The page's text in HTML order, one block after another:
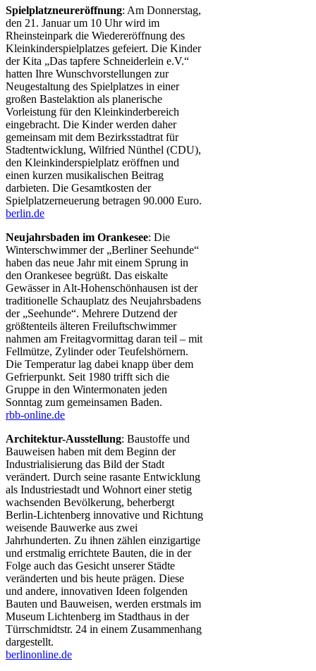
Spielplatzneureröffnung: Am Donnerstag,
den 21. Januar um 10 Uhr wird im
Rheinsteinpark die Wiedereröffnung des
Kleinkinderspielplatzes gefeiert. Die Kinder
der Kita „Das tapfere Schneiderlein e.V.“
hatten Ihre Wunschvorstellungen zur
Neugestaltung des Spielplatzes in einer
großen Bastelaktion als planerische
Vorleistung für den Kleinkinderbereich
eingebracht. Die Kinder werden daher
gemeinsam mit dem Bezirksstadtrat für
Stadtentwicklung, Wilfried Nünthel (CDU),
den Kleinkinderspielplatz eröffnen und
einen kurzen musikalischen Beitrag
darbieten. Die Gesamtkosten der
Spielplatzerneuerung betragen 90.000 Euro.
berlin.de
Neujahrsbaden im Orankesee: Die
Winterschwimmer der „Berliner Seehunde“
haben das neue Jahr mit einem Sprung in
den Orankesee begrüßt. Das eiskalte
Gewässer in Alt-Hohenschönhausen ist der
traditionelle Schauplatz des Neujahrsbadens
der „Seehunde“. Mehrere Dutzend der
größtenteils älteren Freiluftschwimmer
nahmen am Freitagvormittag daran teil – mit
Fellmütze, Zylinder oder Teufelshörnern.
Die Temperatur lag dabei knapp über dem
Gefrierpunkt. Seit 1980 trifft sich die
Gruppe in den Wintermonaten jeden
Sonntag zum gemeinsamen Baden.
rbb-online.de
Architektur-Ausstellung: Baustoffe und
Bauweisen haben mit dem Beginn der
Industrialisierung das Bild der Stadt
verändert. Durch seine rasante Entwicklung
als Industriestadt und Wohnort einer stetig
wachsenden Bevölkerung, beherbergt
Berlin-Lichtenberg innovative und Richtung
weisende Bauwerke aus zwei
Jahrhunderten. Zu ihnen zählen einzigartige
und erstmalig errichtete Bauten, die in der
Folge auch das Gesicht unserer Städte
veränderten und bis heute prägen. Diese
und andere, innovativen Ideen folgenden
Bauten und Bauweisen, werden erstmals im
Museum Lichtenberg im Stadthaus in der
Türrschmidtstr. 24 in einem Zusammenhang
dargestellt.
berlinonline.de